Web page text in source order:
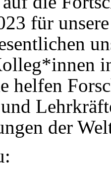
für
helfen
der